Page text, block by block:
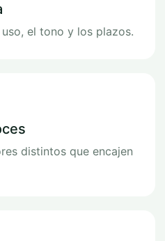
el tono y los plazos.
distintos que encajen